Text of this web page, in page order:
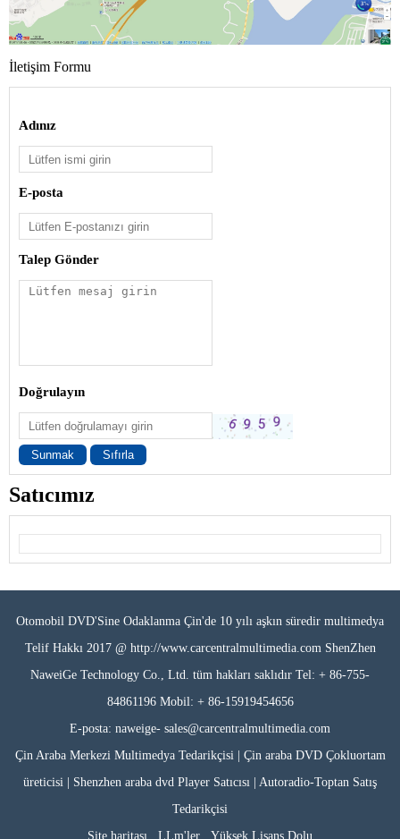
İletişim Formu
Adınız
E-posta
Talep Gönder
Doğrulayın
Sunmak Sıfırla
Satıcımız
Otomobil DVD'Sine Odaklanma Çin'de 10 yılı aşkın süredir multimedya
Telif Hakkı 2017 @ http://www.carcentralmultimedia.com ShenZhen
NaweiGe Technology Co., Ltd. tüm hakları saklıdır Tel: + 86-755-
84861196 Mobil: + 86-15919454656
E-posta: naweige- sales@carcentralmultimedia.com
Çin Araba Merkezi Multimedya Tedarikçisi | Çin araba DVD Çokluortam
üreticisi | Shenzhen araba dvd Player Satıcısı | Autoradio-Toptan Satış
Tedarikçisi
Site haritası
LLm'ler Yüksek Lisans Dolu